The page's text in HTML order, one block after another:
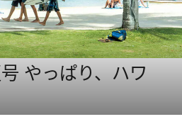
やっぱり、ハワ